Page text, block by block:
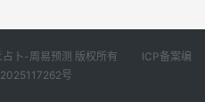
占卜-周易预测 版权所有 ICP备案编
号